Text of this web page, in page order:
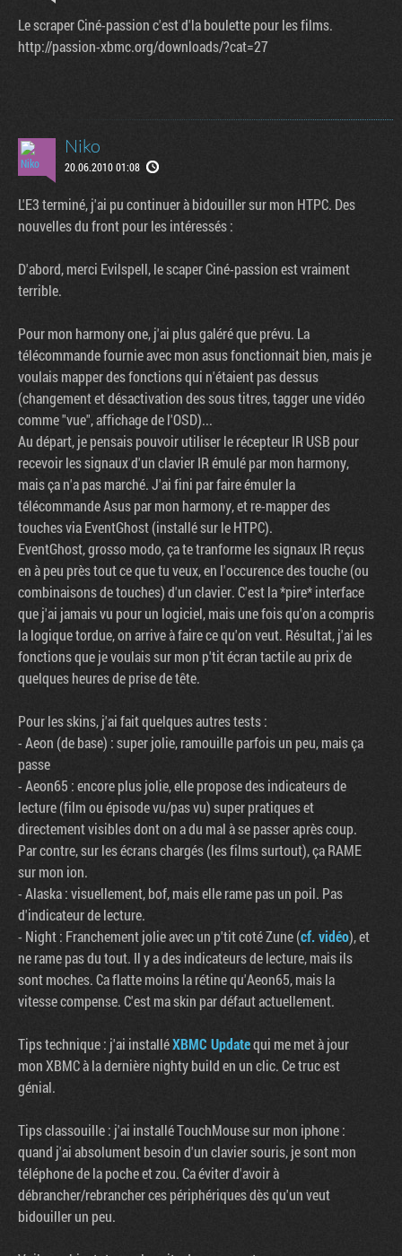
Le scraper Ciné-passion c'est d'la boulette pour les films.
http://passion-xbmc.org/downloads/?cat=27
Niko
20.06.2010 01:08
L'E3 terminé, j'ai pu continuer à bidouiller sur mon HTPC. Des
nouvelles du front pour les intéressés :
D'abord, merci Evilspell, le scaper Ciné-passion est vraiment
terrible.
Pour mon harmony one, j'ai plus galéré que prévu. La
télécommande fournie avec mon asus fonctionnait bien, mais je
voulais mapper des fonctions qui n'étaient pas dessus
(changement et désactivation des sous titres, tagger une vidéo
comme "vue", affichage de l'OSD)...
Au départ, je pensais pouvoir utiliser le récepteur IR USB pour
recevoir les signaux d'un clavier IR émulé par mon harmony,
mais ça n'a pas marché. J'ai fini par faire émuler la
télécommande Asus par mon harmony, et re-mapper des
touches via EventGhost (installé sur le HTPC).
EventGhost, grosso modo, ça te tranforme les signaux IR reçus
en à peu près tout ce que tu veux, en l'occurence des touche (ou
combinaisons de touches) d'un clavier. C'est la *pire* interface
que j'ai jamais vu pour un logiciel, mais une fois qu'on a compris
la logique tordue, on arrive à faire ce qu'on veut. Résultat, j'ai les
fonctions que je voulais sur mon p'tit écran tactile au prix de
quelques heures de prise de tête.
Pour les skins, j'ai fait quelques autres tests :
- Aeon (de base) : super jolie, ramouille parfois un peu, mais ça
passe
- Aeon65 : encore plus jolie, elle propose des indicateurs de
lecture (film ou épisode vu/pas vu) super pratiques et
directement visibles dont on a du mal à se passer après coup.
Par contre, sur les écrans chargés (les films surtout), ça RAME
sur mon ion.
- Alaska : visuellement, bof, mais elle rame pas un poil. Pas
d'indicateur de lecture.
- Night : Franchement jolie avec un p'tit coté Zune (cf. vidéo), et
ne rame pas du tout. Il y a des indicateurs de lecture, mais ils
sont moches. Ca flatte moins la rétine qu'Aeon65, mais la
vitesse compense. C'est ma skin par défaut actuellement.
Tips technique : j'ai installéXBMC Updatequi me met à jour
mon XBMC à la dernière nighty build en un clic. Ce truc est
génial.
Tips classouille : j'ai installé TouchMouse sur mon iphone :
quand j'ai absolument besoin d'un clavier souris, je sont mon
téléphone de la poche et zou. Ca éviter d'avoir à
débrancher/rebrancher ces périphériques dès qu'un veut
bidouiller un peu.